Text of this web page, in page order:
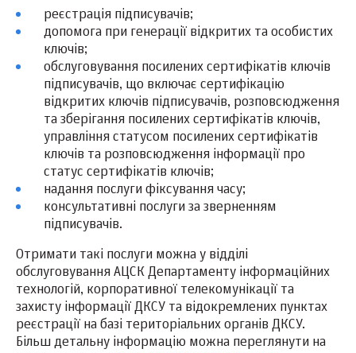
реєстрація підписувачів;
допомога при генерації відкритих та особистих
ключів;
обслуговування посилених сертифікатів ключів
підписувачів, що включає сертифікацію
відкритих ключів підписувачів, розповсюдження
та зберігання посилених сертифікатів ключів,
управління статусом посилених сертифікатів
ключів та розповсюдження інформації про
статус сертифікатів ключів;
надання послуги фіксування часу;
консультативні послуги за зверненням
підписувачів.
Отримати такі послуги можна у відділі
обслуговування АЦСК Департаменту інформаційних
технологій, корпоративної телекомунікації та
захисту інформації ДКСУ та відокремлених пунктах
реєстрації на базі територіальних органів ДКСУ.
Більш детальну інформацію можна переглянути на